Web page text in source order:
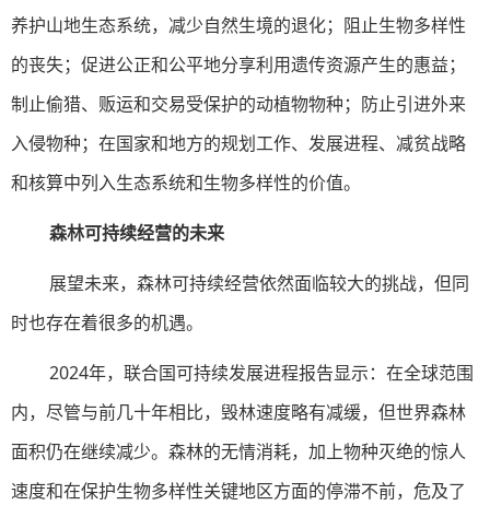
养护山地生态系统，减少自然生境的退化；阻止生物多样性
的丧失；促进公正和公平地分享利用遗传资源产生的惠益；
制止偷猎、贩运和交易受保护的动植物物种；防止引进外来
入侵物种；在国家和地方的规划工作、发展进程、减贫战略
和核算中列入生态系统和生物多样性的价值。
森林可持续经营的未来
展望未来，森林可持续经营依然面临较大的挑战，但同
时也存在着很多的机遇。
2024年，联合国可持续发展进程报告显示：在全球范围
内，尽管与前几十年相比，毁林速度略有减缓，但世界森林
面积仍在继续减少。森林的无情消耗，加上物种灭绝的惊人
速度和在保护生物多样性关键地区方面的停滞不前，危及了